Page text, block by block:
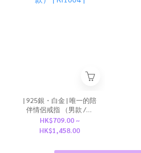
| 925銀・白金 | 唯一的陪
伴情侶戒指 （男款 /女
款） | RI1004 |
HK$709.00 ~
HK$1,458.00